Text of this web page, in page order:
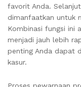
favorit Anda.
dimanfaatkan untuk
Kombinasi fungsi ini
menjadi jauh lebih
penting Anda dapat
kasur.